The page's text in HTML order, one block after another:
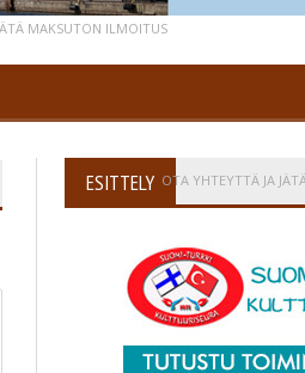
MAKSUTON ILMOITUS
ESITTELY OTA YHTEYTTÄ JA